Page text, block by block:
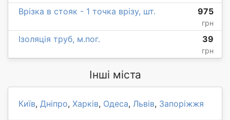
Врізка в стояк - 1 точка врізу, шт. 975
грн
Ізоляція труб, м.пог. 39
грн
Інші міста
Київ, Дніпро, Харків, Одеса, Львів, Запоріжжя